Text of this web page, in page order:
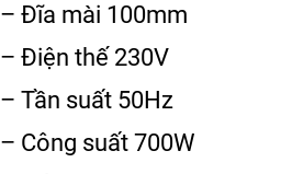
– Đĩa mài 100mm
– Điện thế 230V
– Tần suất 50Hz
– Công suất 700W